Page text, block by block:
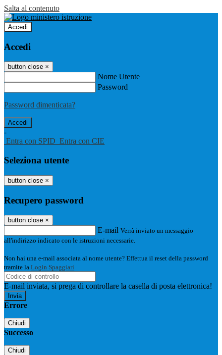
Salta al contenuto
Accedi
Accedi
button close ×
Nome Utente
Password
Password dimenticata?
-
Entra con SPID Entra con CIE
Seleziona utente
button close ×
Recupero password
button close ×
E-mail Verrà inviato un messaggio
all'indirizzo indicato con le istruzioni necessarie.
Non hai una e-mail associata al nome utente? Effettua il reset della password
tramite la Login Spaggiari
E-mail inviata, si prega di controllare la casella di posta elettronica!
Errore
Chiudi
Successo
Chiudi